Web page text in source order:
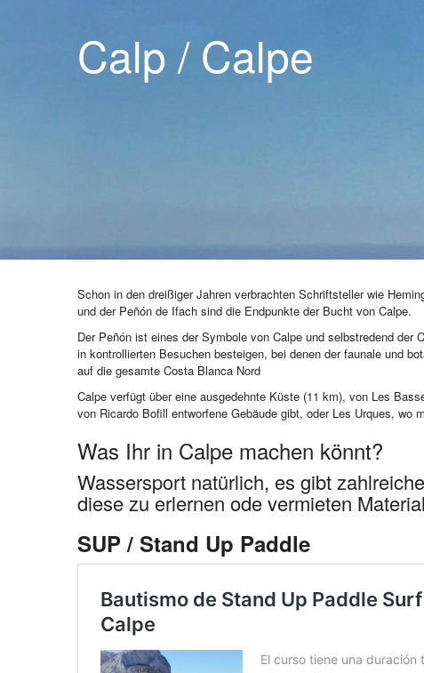
Calp / Calpe
Schon in den dreißiger Jahren verbrachten Schriftsteller wie
und der Peñón de Ifach sind die Endpunkte der Bucht von Calpe.
Der Peñón ist eines der Symbole von Calpe und selbstredend
in kontrollierten Besuchen besteigen, bei denen der faunale und
auf die gesamte Costa Blanca Nord
Calpe verfügt über eine ausgedehnte Küste (11 km), von Les
von Ricardo Bofill entworfene Gebäude gibt, oder Les Urques, wo
Was Ihr in Calpe machen könnt?
Wassersport natürlich, es gibt
diese zu erlernen ode vermieten Material
SUP / Stand Up Paddle